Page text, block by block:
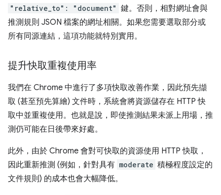
"relative_to": "document" 鍵。否則，相對網址會與
推測規則 JSON 檔案的網址相關。如果您需要選取部分或
所有同源連結，這項功能就特別實用。
提升快取重複使用率
我們在 Chrome 中進行了多項快取改善作業，因此預先擷
取 (甚至預先算繪) 文件時，系統會將資源儲存在 HTTP 快
取中並重複使用。也就是說，即使推測結果未派上用場，推
測仍可能在日後帶來好處。
此外，由於 Chrome 會對可快取的資源使用 HTTP 快取，
因此重新推測 (例如，針對具有 moderate 積極程度設定的
文件規則) 的成本也會大幅降低。